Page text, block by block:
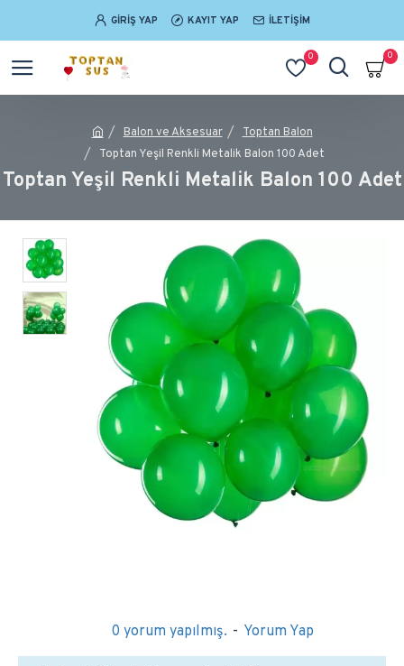
GIRIŞ YAP KAYIT YAP İLETIŞIM
0 0
Balon ve Aksesuar
Toptan Balon
Toptan Yeşil Renkli Metalik Balon 100 Adet
Toptan Yeşil Renkli Metalik Balon 100 Adet
0 yorum yapılmış. - Yorum Yap